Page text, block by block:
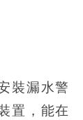
裝漏水警
置，能在